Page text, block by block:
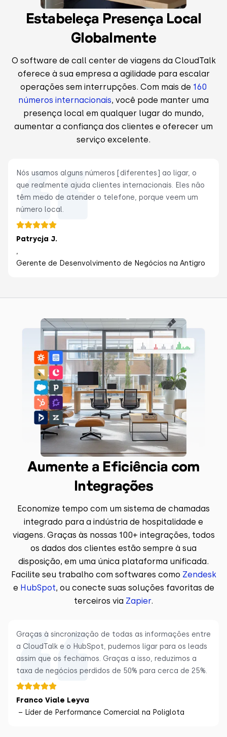
Estabeleça Presença Local
Globalmente
O software de call center de viagens da CloudTalk
oferece à sua empresa a agilidade para escalar
operações sem interrupções. Com mais de 160
números internacionais, você pode manter uma
presença local em qualquer lugar do mundo,
aumentar a confiança dos clientes e oferecer um
serviço excelente.
Nós usamos alguns números [diferentes] ao ligar, o
que realmente ajuda clientes internacionais. Eles não
têm medo de atender o telefone, porque veem um
número local.
Patrycja J.
,
Gerente de Desenvolvimento de Negócios na Antigro
Aumente a Eficiência com
Integrações
Economize tempo com um sistema de chamadas
integrado para a indústria de hospitalidade e
viagens. Graças às nossas 100+ integrações, todos
os dados dos clientes estão sempre à sua
disposição, em uma única plataforma unificada.
Facilite seu trabalho com softwares como Zendesk
e HubSpot, ou conecte suas soluções favoritas de
terceiros via Zapier.
Graças à sincronização de todas as informações entre
a CloudTalk e o HubSpot, pudemos ligar para os leads
assim que os fechamos. Graças a isso, reduzimos a
taxa de negócios perdidos de 50% para cerca de 25%.
Franco Viale Leyva
– Líder de Performance Comercial na Poliglota